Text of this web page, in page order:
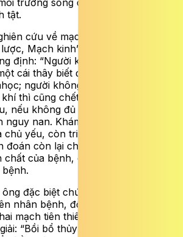
tật.
cứu về mạch từ các công trình
Mạch kinh”, Hoàng Nguyên Cát
định: “Người không có bệnh mà
cái thây biết đi; người thường mà
người không có vị khí thì chết,
thì cũng chết”. Ông giải thích: Vị
nếu không đủ thì dễ sinh bệnh,
nguy nan. Khám bệnh phải căn cứ
yếu, còn triệu chứng và các
đoán còn lại chỉ để kết hợp tham
của bệnh, còn triệu chứng chỉ
đặc biệt chú trọng việc xem
nhân bệnh, đồng thời tổng kết cần
mạch tiên thiên và hậu thiên của
“Bồi bổ thủy hỏa nhằm điều hòa